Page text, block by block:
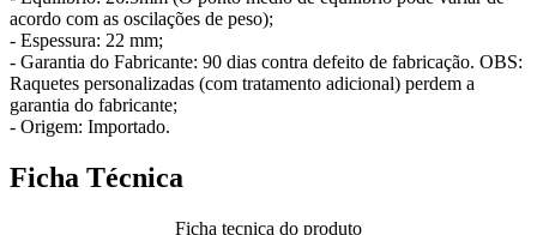
acordo com as oscilações de peso);
- Espessura: 22 mm;
- Garantia do Fabricante: 90 dias contra defeito de fabricação. OBS:
Raquetes personalizadas (com tratamento adicional) perdem a
garantia do fabricante;
- Origem: Importado.
Ficha Técnica
Ficha tecnica do produto